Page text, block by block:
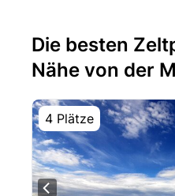
Die besten
Nähe von der
4 Plätze